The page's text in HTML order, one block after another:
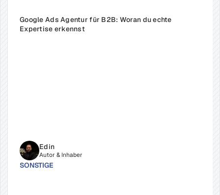
Google Ads Agentur für B2B: Woran du echte
Expertise erkennst
Edin
Autor & Inhaber
SONSTIGE